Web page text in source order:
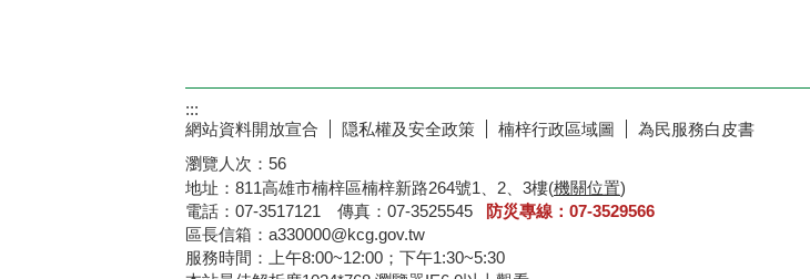
:::
網站資料開放宣合
隠私權及安全政策 楠梓行政區域圖
為民服務白皮書
瀏覽人次： 56
地址：811高雄市楠梓區楠梓新路264號1、2、3樓(機關位置)
電話：07-3517121 傳真：07-3525545
防災專線：07-3529566
區長信箱：a330000@kcg.gov.tw
服務時間：上午8:00~12:00；下午1:30~5:30